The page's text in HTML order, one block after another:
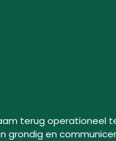
terug operationeel
grondig en